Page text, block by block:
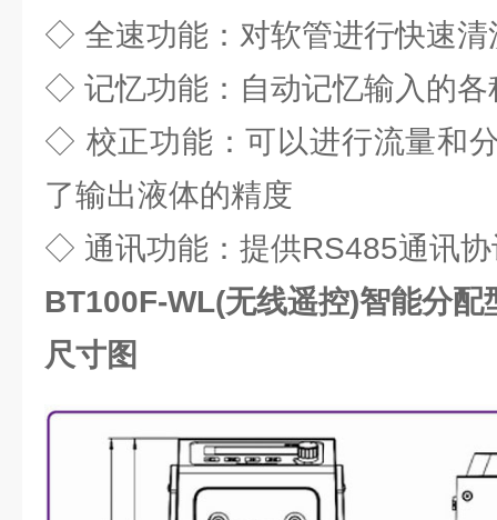
◇ 全速功能：对软管进行快速清
◇ 记忆功能：自动记忆输入的各
◇ 校正功能：可以进行流量和
了输出液体的精度
◇ 通讯功能：提供RS485通讯
BT100F-WL(无线遥控)智能分配
尺寸图